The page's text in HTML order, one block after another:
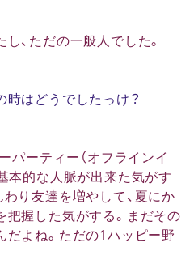
、ただの一般人でした。
時はどうでしたっけ？
パーティー（オフラインイ
本的な人脈が出来た気がす
り友達を増やして、夏にか
把握した気がする。まだその
だよね。ただの1ハッピー野